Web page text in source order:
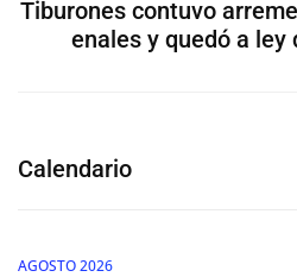
Tiburones contuvo
enales y quedó a ley
Calendario
AGOSTO 2026